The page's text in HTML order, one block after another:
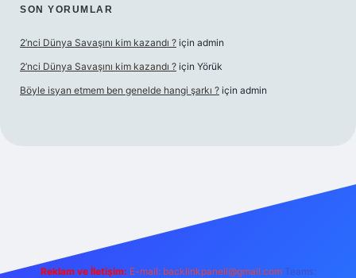
SON YORUMLAR
2’nci Dünya Savaşını kim kazandı ? için admin
2’nci Dünya Savaşını kim kazandı ? için Yörük
Böyle isyan etmem ben genelde hangi şarkı ? için admin
m elexbet
Reklam ve İletişim: E-mail: backlinkpaneli@gmail.com Teams: